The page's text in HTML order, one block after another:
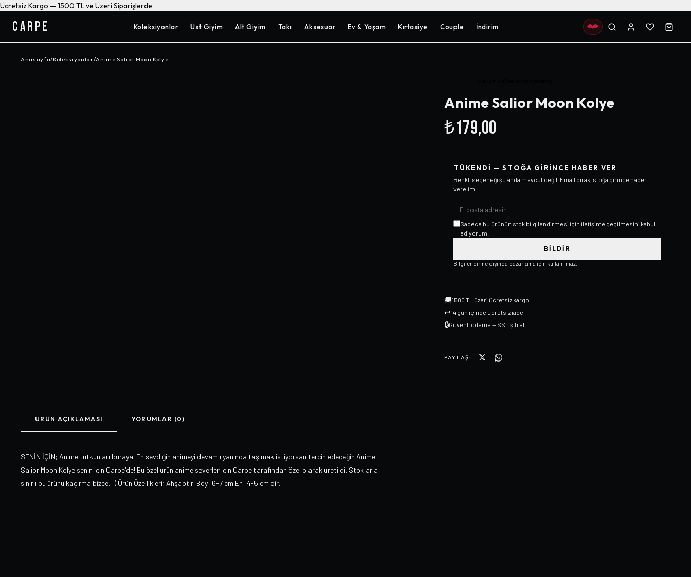
Ücretsiz Kargo — 1500 TL ve Üzeri Siparişlerde
CARPE Koleksiyonlar Üst Giyim Alt Giyim Takı Aksesuar Ev & Yaşam Kırtasiye Couple İndirim
Anasayfa/Koleksiyonlar/Anime Salior Moon Kolye
Anime Salior Moon Kolye
₺179,00
TÜKENDI — STOĞA GIRINCE HABER VER
Renkli seçeneği şu anda mevcut değil. Email bırak, stoğa girince haber
verelim.
Sadece bu ürünün stok bilgilendirmesi için iletişime geçilmesini kabul
ediyorum.
BILDIR
Bilgilendirme dışında pazarlama için kullanılmaz.
🚚1500 TL üzeri ücretsiz kargo
↩14 gün içinde ücretsiz iade
🔒Güvenli ödeme — SSL şifreli
PAYLAŞ:
ÜRÜN AÇIKLAMASI YORUMLAR (0)
SENİN İÇİN; Anime tutkunları buraya! En sevdiğin animeyi devamlı yanında taşımak istiyorsan tercih edeceğin Anime
Salior Moon Kolye senin için Carpe'de! Bu özel ürün anime severler için Carpe tarafından özel olarak üretildi. Stoklarla
sınırlı bu ürünü kaçırma bizce. :) Ürün Özellikleri; Ahşaptır. Boy: 6-7 cm En: 4-5 cm dir.